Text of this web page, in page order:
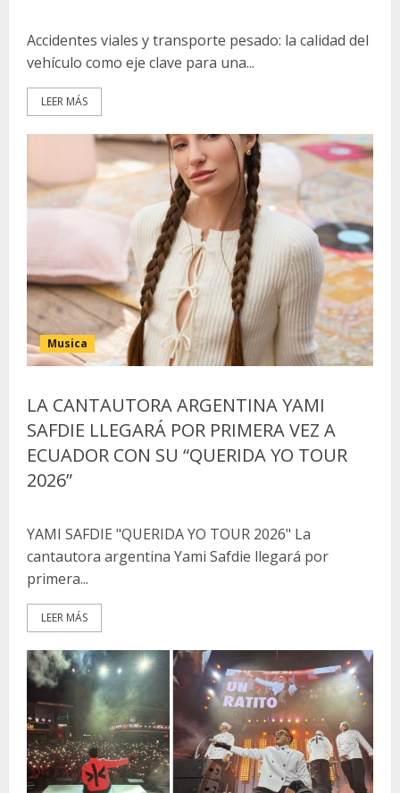
Accidentes viales y transporte pesado: la calidad del
vehículo como eje clave para una...
LEER MÁS
Musica
LA CANTAUTORA ARGENTINA YAMI
SAFDIE LLEGARÁ POR PRIMERA VEZ A
ECUADOR CON SU “QUERIDA YO TOUR
2026”
YAMI SAFDIE "QUERIDA YO TOUR 2026" La
cantautora argentina Yami Safdie llegará por
primera...
LEER MÁS